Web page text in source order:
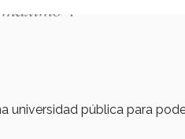
universidad pública para